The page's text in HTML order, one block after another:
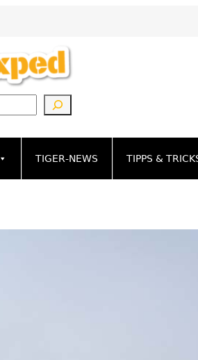
TIGER-NEWS TIPPS &